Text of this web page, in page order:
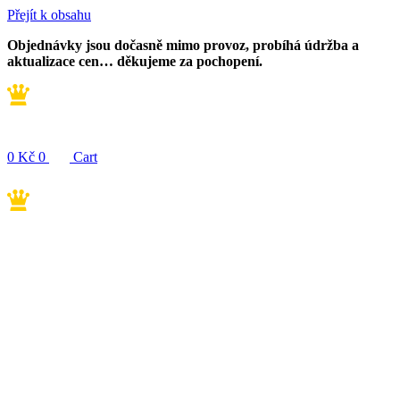
Přejít k obsahu
Objednávky jsou dočasně mimo provoz, probíhá údržba a
aktualizace cen… děkujeme za pochopení.
0 Kč 0 Cart